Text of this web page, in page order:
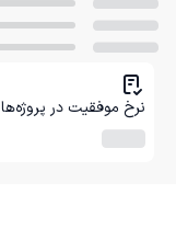
نرخ موفقیت در پروژه‌ها